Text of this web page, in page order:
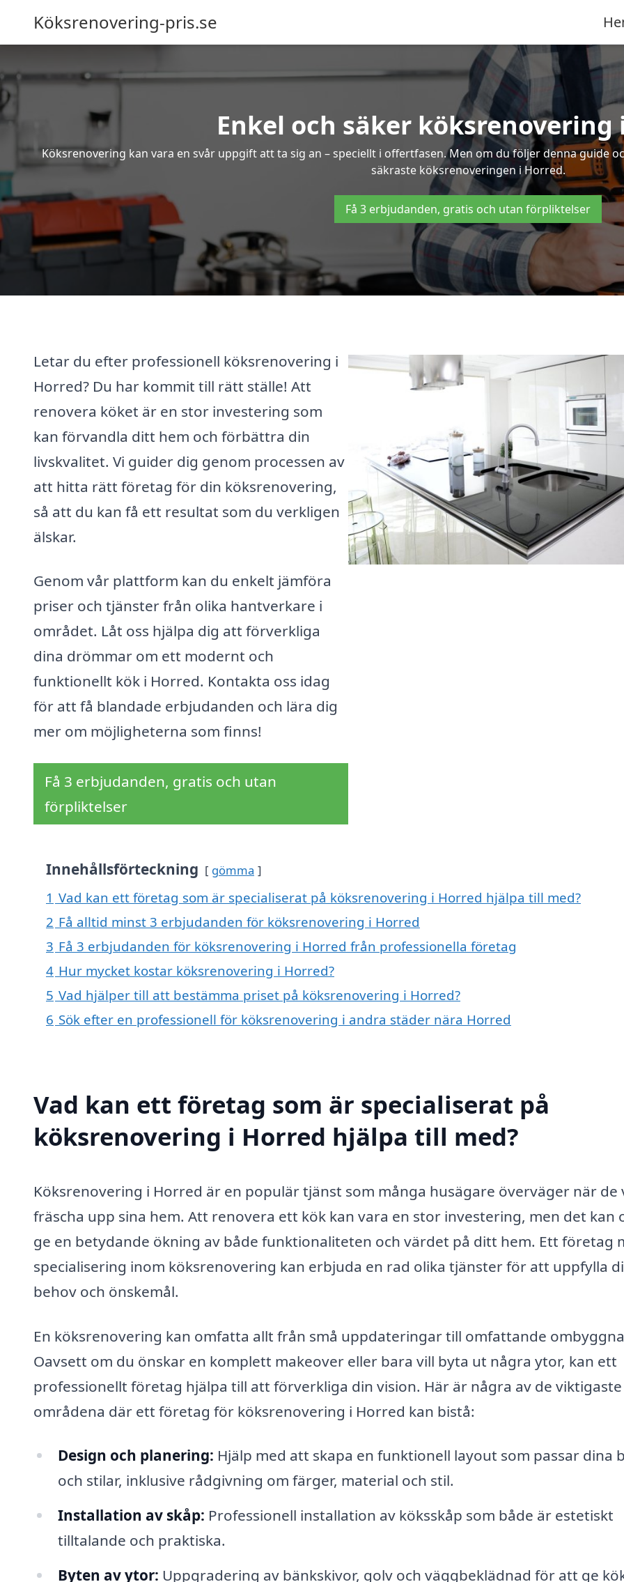
Köksrenovering-pris.se
Enkel och säker köksrenovering
Köksrenovering kan vara en svår uppgift att ta sig an – speciellt i offertfasen. Men om du följer denna guide
säkraste köksrenoveringen i Horred.
Få 3 erbjudanden, gratis och utan förpliktelser
Letar du efter professionell köksrenovering i
Horred? Du har kommit till rätt ställe! Att
renovera köket är en stor investering som
kan förvandla ditt hem och förbättra din
livskvalitet. Vi guider dig genom processen av
att hitta rätt företag för din köksrenovering,
så att du kan få ett resultat som du verkligen
älskar.
Genom vår plattform kan du enkelt jämföra
priser och tjänster från olika hantverkare i
området. Låt oss hjälpa dig att förverkliga
dina drömmar om ett modernt och
funktionellt kök i Horred. Kontakta oss idag
för att få blandade erbjudanden och lära dig
mer om möjligheterna som finns!
Få 3 erbjudanden, gratis och utan
förpliktelser
Innehållsförteckning gömma
1 Vad kan ett företag som är specialiserat på köksrenovering i Horred hjälpa till med?
2 Få alltid minst 3 erbjudanden för köksrenovering i Horred
3 Få 3 erbjudanden för köksrenovering i Horred från professionella företag
4 Hur mycket kostar köksrenovering i Horred?
5 Vad hjälper till att bestämma priset på köksrenovering i Horred?
6 Sök efter en professionell för köksrenovering i andra städer nära Horred
Vad kan ett företag som är specialiserat på
köksrenovering i Horred hjälpa till med?
Köksrenovering i Horred är en populär tjänst som många husägare överväger när de
fräscha upp sina hem. Att renovera ett kök kan vara en stor investering, men det kan
ge en betydande ökning av både funktionaliteten och värdet på ditt hem. Ett företag
specialisering inom köksrenovering kan erbjuda en rad olika tjänster för att uppfylla
behov och önskemål.
En köksrenovering kan omfatta allt från små uppdateringar till omfattande
Oavsett om du önskar en komplett makeover eller bara vill byta ut några ytor, kan ett
professionellt företag hjälpa till att förverkliga din vision. Här är några av de viktigaste
områdena där ett företag för köksrenovering i Horred kan bistå:
Design och planering: Hjälp med att skapa en funktionell layout som passar dina
och stilar, inklusive rådgivning om färger, material och stil.
Installation av skåp: Professionell installation av köksskåp som både är estetiskt
tilltalande och praktiska.
Byten av ytor: Uppgradering av bänkskivor, golv och väggbeklädnad för att ge